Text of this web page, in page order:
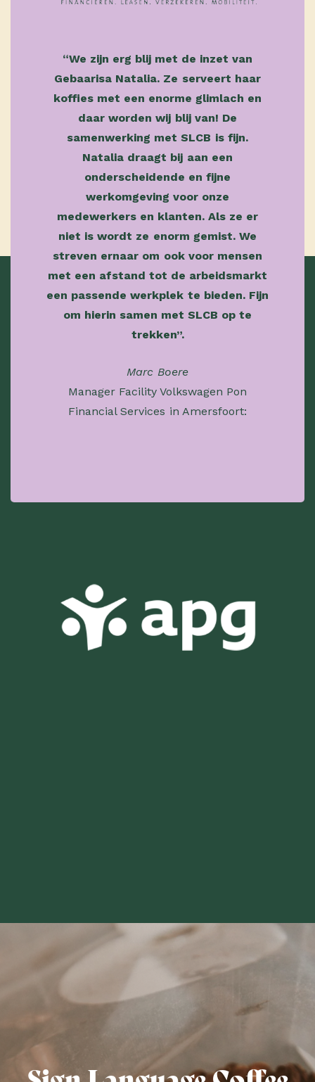
“We zijn erg blij met de inzet van
Gebaarisa Natalia. Ze serveert haar
koffies met een enorme glimlach en
daar worden wij blij van! De
samenwerking met SLCB is fijn.
Natalia draagt bij aan een
onderscheidende en fijne
werkomgeving voor onze
medewerkers en klanten. Als ze er
niet is wordt ze enorm gemist. We
streven ernaar om ook voor mensen
met een afstand tot de arbeidsmarkt
een passende werkplek te bieden. Fijn
om hierin samen met SLCB op te
trekken”.
Marc Boere
Manager Facility Volkswagen Pon
Financial Services in Amersfoort: